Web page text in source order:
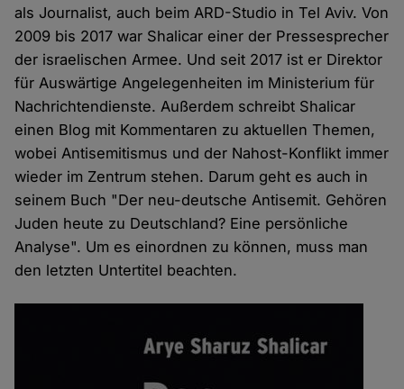
als Journalist, auch beim ARD-Studio in Tel Aviv. Von
2009 bis 2017 war Shalicar einer der Pressesprecher
der israelischen Armee. Und seit 2017 ist er Direktor
für Auswärtige Angelegenheiten im Ministerium für
Nachrichtendienste. Außerdem schreibt Shalicar
einen Blog mit Kommentaren zu aktuellen Themen,
wobei Antisemitismus und der Nahost-Konflikt immer
wieder im Zentrum stehen. Darum geht es auch in
seinem Buch "Der neu-deutsche Antisemit. Gehören
Juden heute zu Deutschland? Eine persönliche
Analyse". Um es einordnen zu können, muss man
den letzten Untertitel beachten.